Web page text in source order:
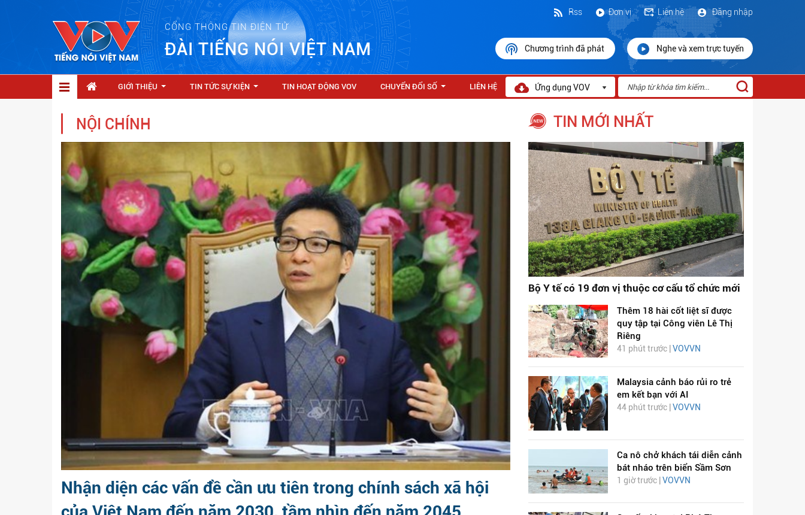
CỔNG THÔNG TIN ĐIỆN TỬ
ĐÀI TIẾNG NÓI VIỆT NAM
Đăng nhập
Liên hệ
Đơn vị
Rss
Chương trình đã phát Nghe và xem trực tuyến
GIỚI THIỆU TIN TỨC SỰ KIỆN TIN HOẠT ĐỘNG VOV CHUYỂN ĐỔI SỐ LIÊN HỆ Ứng dụng VOV
NỘI CHÍNH
Nhận diện các vấn đề cần ưu tiên trong chính sách xã hội
TIN MỚI NHẤT
Bộ Y tế có 19 đơn vị thuộc cơ cấu tổ chức mới
Thêm 18 hài cốt liệt sĩ được
quy tập tại Công viên Lê Thị
Riêng
41 phút trước | VOVVN
Malaysia cảnh báo rủi ro trẻ
em kết bạn với AI
44 phút trước | VOVVN
Ca nô chở khách tái diễn cảnh
bát nháo trên biển Sầm Sơn
1 giờ trước | VOVVN